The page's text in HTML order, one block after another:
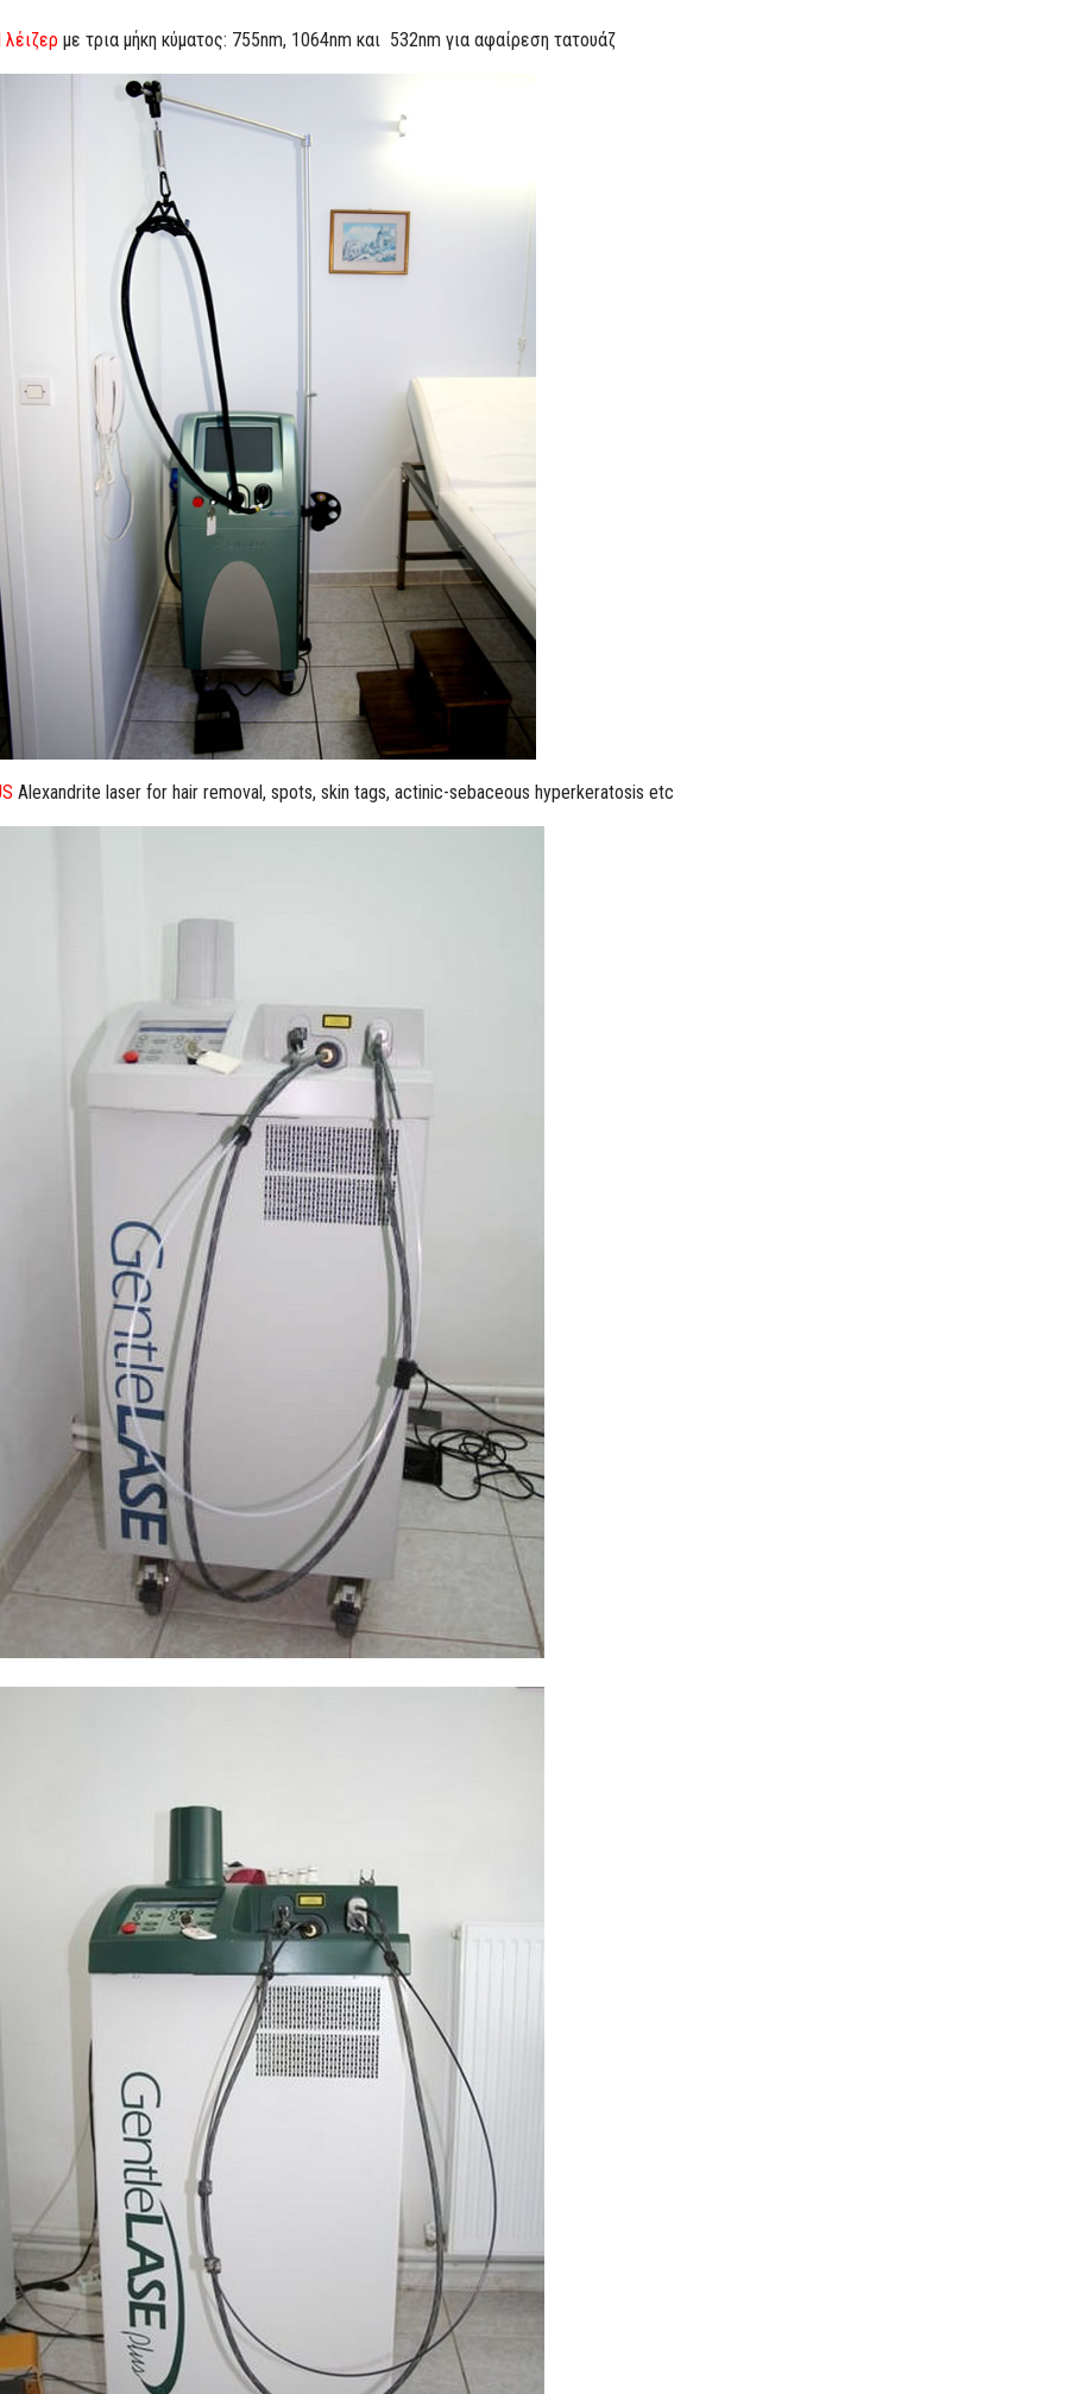
με τρια μήκη κύματος: 755nm, 1064nm και 532nm για αφαίρεση τατουάζ
Alexandrite laser for hair removal, spots, skin tags, actinic-sebaceous hyperkeratosis etc